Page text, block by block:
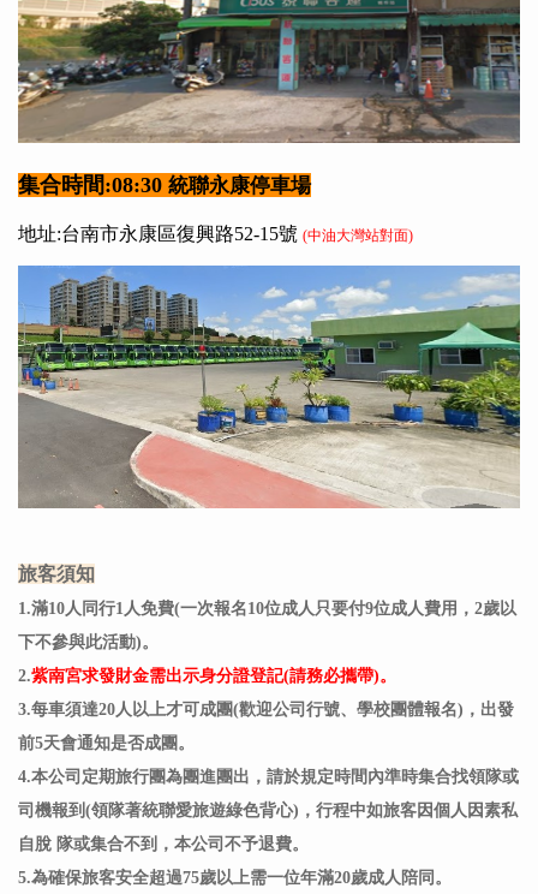
集合時間:08:30 統聯永康停車場
地址:台南市永康區復興路52-15號 (中油大灣站對面)
旅客須知
1.滿10人同行1人免費(一次報名10位成人只要付9位成人費用，2歲以
下不參與此活動)。
2.紫南宮求發財金需出示身分證登記(請務必攜帶)。
3.每車須達20人以上才可成團(歡迎公司行號、學校團體報名)，出發
前5天會通知是否成團。
4.本公司定期旅行團為團進團出，請於規定時間內準時集合找領隊或
司機報到(領隊著統聯愛旅遊綠色背心)，行程中如旅客因個人因素私
自脫 隊或集合不到，本公司不予退費。
5.為確保旅客安全超過75歲以上需一位年滿20歲成人陪同。